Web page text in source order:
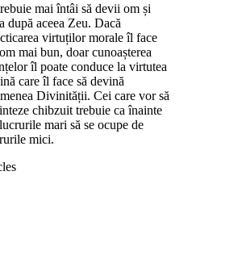
mai întâi să devii om și
după aceea Zeu. Dacă
virtuților morale îl face
mai bun, doar cunoașterea
îl poate conduce la virtutea
care îl face să devină
Divinității. Cei care vor să
chibzuit trebuie ca înainte
mari să se ocupe de
mici.